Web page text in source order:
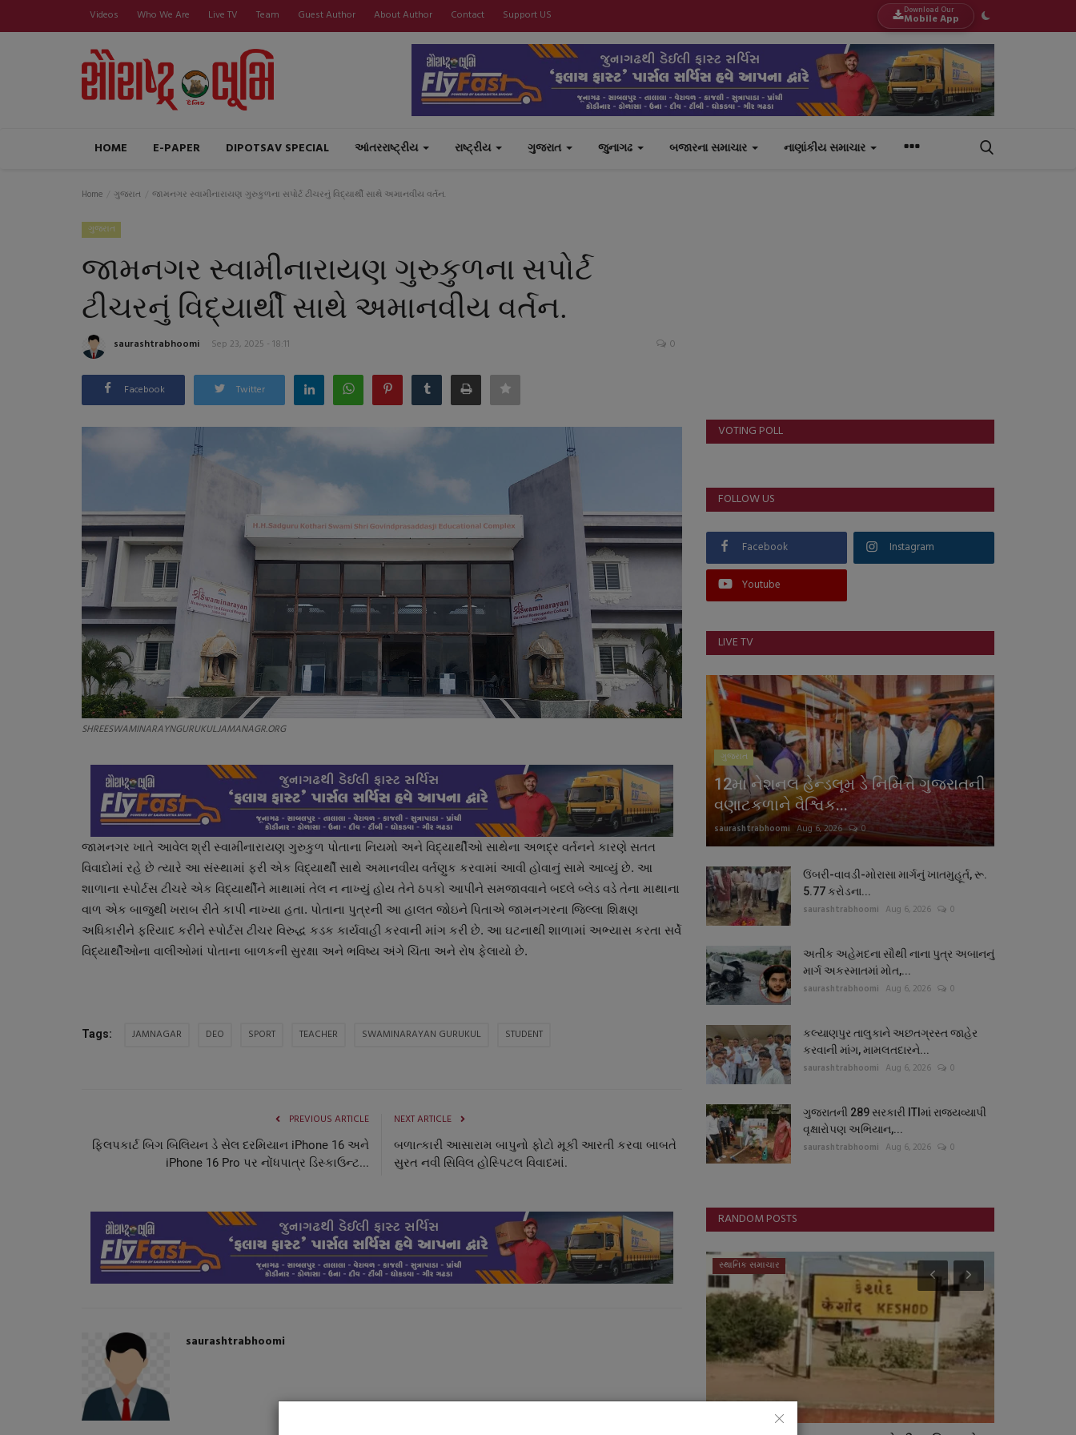
Videos Who We Are Live TV Team Guest Author About Author Contact Support US Download Our
Mobile App
HOME E-PAPER DIPOTSAV SPECIAL આંતરરાષ્ટ્રીય રાષ્ટ્રીય ગુજરાત જુનાગઢ બજારના સમાચાર નાણાંકીય સમાચાર
Home ગુજરાત જામનગર સ્વામીનારાયણ ગુરુકુળના સપોર્ટ ટીચરનું વિદ્યાર્થી સાથે અમાનવીય વર્તન.
ગુજરાત
જામનગર સ્વામીનારાયણ ગુરુકુળના સપોર્ટ
ટીચરનું વિદ્યાર્થી સાથે અમાનવીય વર્તન.
saurashtrabhoomi Sep 23, 2025 - 18:11 0
Facebook Twitter
SHREESWAMINARAYNGURUKULJAMANAGR.ORG
જામનગર ખાતે આવેલ શ્રી સ્વામીનારાયણ ગુરુકુળ પોતાના નિયમો અને વિદ્યાર્થીઓ સાથેના અભદ્ર વર્તનને કારણે સતત
વિવાદોમાં રહે છે ત્યારે આ સંસ્થામાં ફરી એક વિદ્યાર્થી સાથે અમાનવીય વર્તણુક કરવામાં આવી હોવાનું સામે આવ્યું છે. આ
શાળાના સ્પોર્ટસ ટીચરે એક વિદ્યાર્થીને માથામાં તેલ ન નાખ્યું હોય તેને ઠપકો આપીને સમજાવવાને બદલે બ્લેડ વડે તેના માથાના
વાળ એક બાજુથી ખરાબ રીતે કાપી નાખ્યા હતા. પોતાના પુત્રની આ હાલત જોઇને પિતાએ જામનગરના જિલ્લા શિક્ષણ
અધિકારીને ફરિયાદ કરીને સ્પોર્ટસ ટીચર વિરુદ્ધ કડક કાર્યવાહી કરવાની માંગ કરી છે. આ ઘટનાથી શાળામાં અભ્યાસ કરતા સર્વે
વિદ્યાર્થીઓના વાલીઓમાં પોતાના બાળકની સુરક્ષા અને ભવિષ્ય અંગે ચિંતા અને રોષ ફેલાયો છે.
Tags: JAMNAGAR DEO SPORT TEACHER SWAMINARAYAN GURUKUL STUDENT
PREVIOUS ARTICLE
ફ્લિપકાર્ટ બિગ બિલિયન ડે સેલ દરમિયાન iPhone 16 અને
iPhone 16 Pro પર નોંધપાત્ર ડિસ્કાઉન્ટ...
NEXT ARTICLE
બળાત્કારી આસારામ બાપુનો ફોટો મૂકી આરતી કરવા બાબતે
સુરત નવી સિવિલ હોસ્પિટલ વિવાદમાં.
saurashtrabhoomi
VOTING POLL
FOLLOW US
Facebook Instagram
Youtube
LIVE TV
ગુજરાત
12મા નેશનલ હેન્ડલૂમ ડે નિમિત્તે ગુજરાતની
વણાટકળાને વૈશ્વિક...
saurashtrabhoomi Aug 6, 2026 0
ઉંબરી-વાવડી-મોરાસા માર્ગનું ખાતમુહૂર્ત, રૂ.
5.77 કરોડના...
saurashtrabhoomi Aug 6, 2026 0
અતીક અહેમદના સૌથી નાના પુત્ર અબાનનું
માર્ગ અકસ્માતમાં મોત,...
saurashtrabhoomi Aug 6, 2026 0
કલ્યાણપુર તાલુકાને અછતગ્રસ્ત જાહેર
કરવાની માંગ, મામલતદારને...
saurashtrabhoomi Aug 6, 2026 0
ગુજરાતની 289 સરકારી ITIમાં રાજ્યવ્યાપી
વૃક્ષારોપણ અભિયાન,...
saurashtrabhoomi Aug 6, 2026 0
RANDOM POSTS
ગુજરાત સ્થાનિક સમાચાર સ્થાનિક સમાચાર